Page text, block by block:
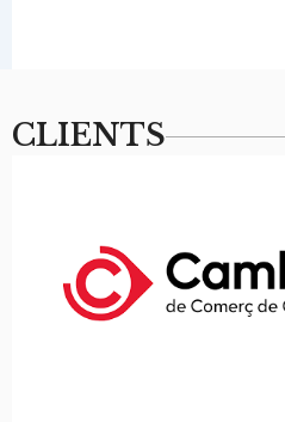
CLIENTS